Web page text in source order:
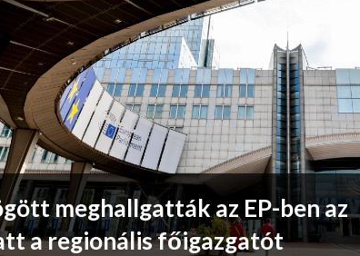
meghallgatták az EP-ben az
a regionális főigazgatót